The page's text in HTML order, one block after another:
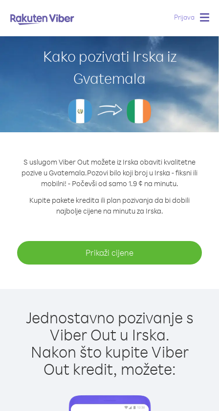
Prijava
Kako pozivati Irska iz
Gvatemala
S uslugom Viber Out možete iz Irska obaviti kvalitetne
pozive u Gvatemala.Pozovi bilo koji broj u Irska - fiksni ili
mobilni! - Počevši od samo 1.9 ¢ na minutu.
Kupite pakete kredita ili plan pozivanja da bi dobili
najbolje cijene na minutu za Irska.
Prikaži cijene
Jednostavno pozivanje s
Viber Out u Irska.
Nakon što kupite Viber
Out kredit, možete: